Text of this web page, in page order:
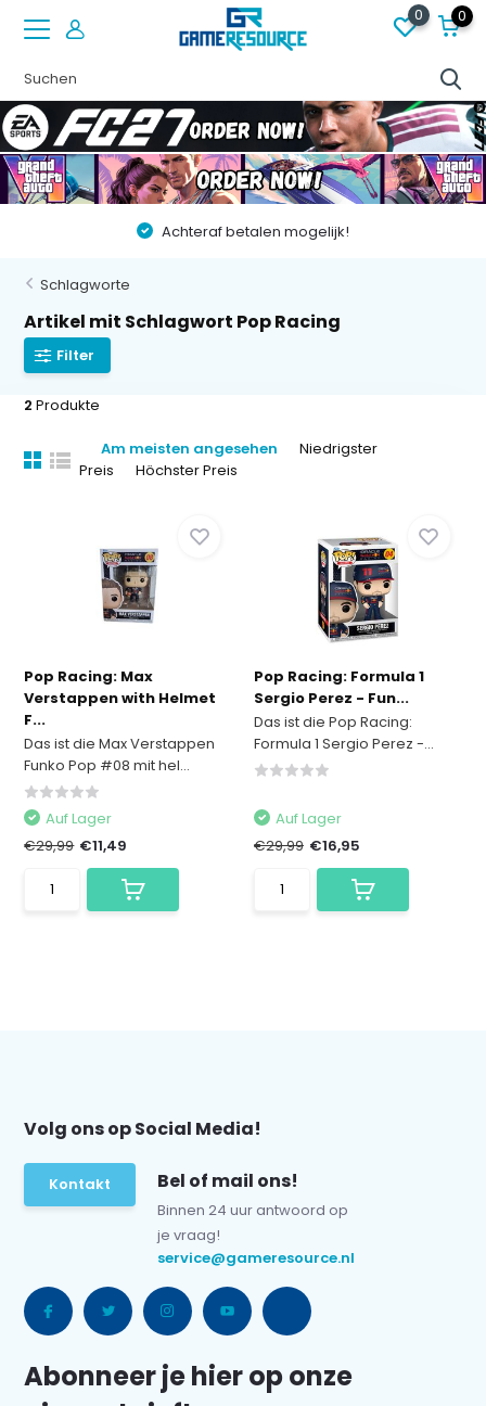
0 0
Achteraf betalen mogelijk!
Schlagworte
Artikel mit Schlagwort Pop Racing
Filter
2 Produkte
Am meisten angesehen
Niedrigster
Preis
Höchster Preis
Pop Racing: Max
Verstappen with Helmet
F...
Das ist die Max Verstappen
Funko Pop #08 mit hel...
Auf Lager
€29,99 €11,49
Pop Racing: Formula 1
Sergio Perez - Fun...
Das ist die Pop Racing:
Formula 1 Sergio Perez -...
Auf Lager
€29,99 €16,95
Volg ons op Social Media!
Kontakt Bel of mail ons!
Binnen 24 uur antwoord op
je vraag!
service@gameresource.nl
Abonneer je hier op onze